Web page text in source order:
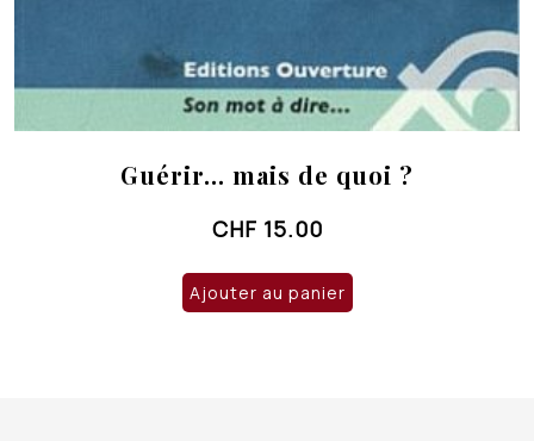
Guérir… mais de quoi ?
CHF 15.00
Ajouter au panier